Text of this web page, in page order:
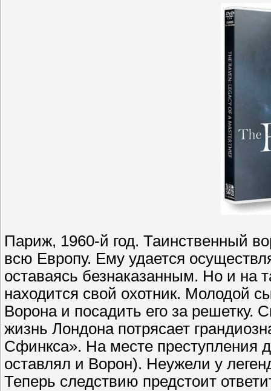
Париж, 1960-й год. Таинственный
всю Европу. Ему удается
оставаясь безнаказанным. Но и на
находится свой охотник. Молодой
Ворона и посадить его за решетку.
жизнь Лондона потрясает
Сфинкса». На месте преступления
оставлял и Ворон). Неужели у
Теперь следствию предстоит